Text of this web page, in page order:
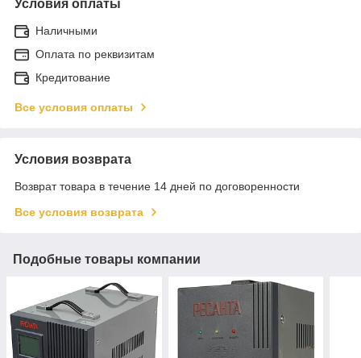
Условия оплаты
Наличными
Оплата по реквизитам
Кредитование
Все условия оплаты
Условия возврата
Возврат товара в течение 14 дней по договоренности
Все условия возврата
Подобные товары компании